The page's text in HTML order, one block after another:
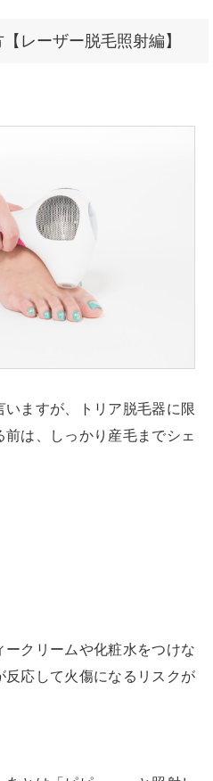
レーザー脱毛照射編】
ますが、トリア脱毛器に限
は、しっかり産毛までシェ
クリームや化粧水をつけな
反応して火傷になるリスクが